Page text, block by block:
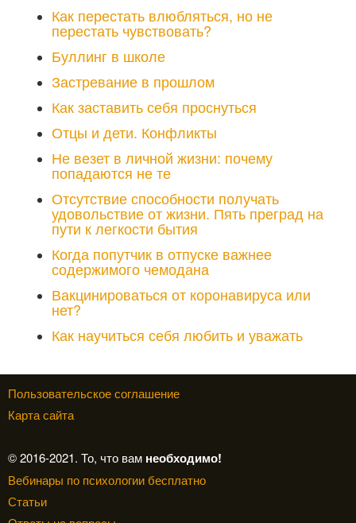
Как перестать влюбляться, но не
перестать чувствовать?
Буллинг в школе
Застревание в прошлом
Как заставить себя проснуться
Отцы и дети. Конфликты
Не везет в личной жизни: почему
попадаются не те
Отсутствие способности получать
удовольствие от жизни. Пять преград на
пути к легкости бытия
Когда попутчик в отпуске важнее
содержимого чемодана
Вакцинироваться от коронавируса или
нет?
Как научиться себя любить и уважать
Пользовательское соглашение
Карта сайта
© 2016-2021. То, что вам необходимо!
Вебинары по психологии бесплатно
Статьи